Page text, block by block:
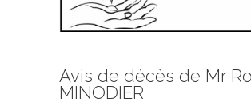
Avis de décès de Mr
MINODIER